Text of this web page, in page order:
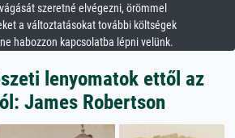
szeretné elvégezni, örömmel
a változtatásokat további költségek
habozzon kapcsolatba lépni velünk.
lenyomatok ettől az
James Robertson